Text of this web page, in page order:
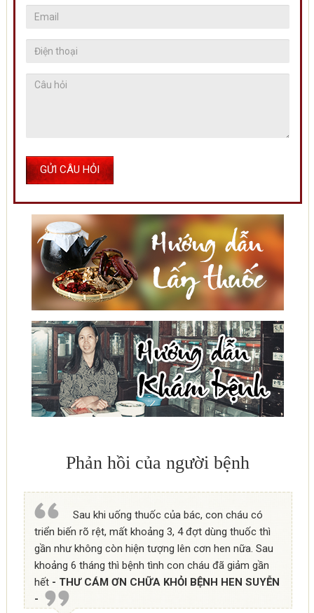
Phản hồi của người bệnh
Sau khi uống thuốc của bác, con cháu có
triển biến rõ rệt, mất khoảng 3, 4 đợt dùng thuốc thì
gần như không còn hiện tượng lên cơn hen nữa. Sau
khoảng 6 tháng thì bệnh tình con cháu đã giảm gần
hết - THƯ CÁM ƠN CHỮA KHỎI BỆNH HEN SUYỄN
-